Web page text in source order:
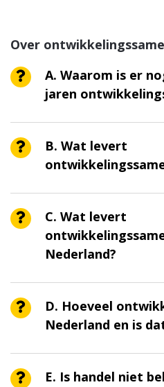
Over
A. Waarom is er
jaren
B. Wat levert
C. Wat levert
Nederland?
D. Hoeveel
Nederland en is
E. Is handel niet